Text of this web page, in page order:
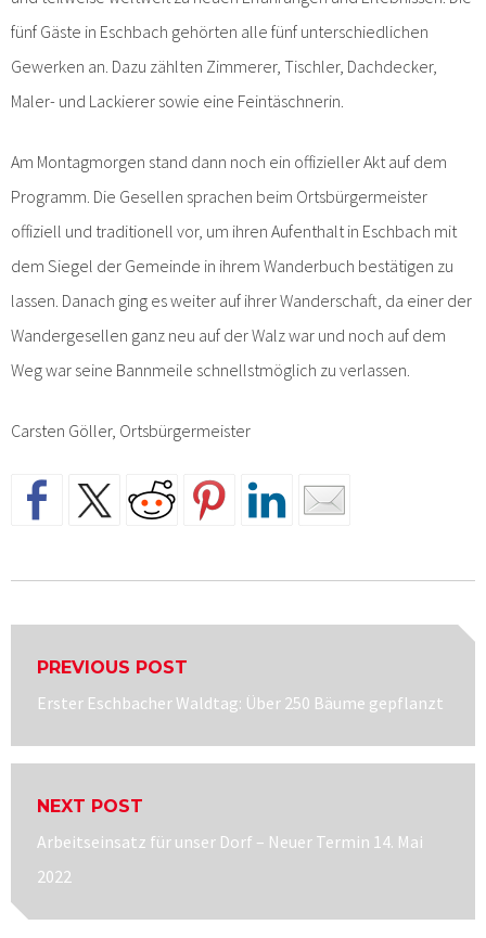
fünf Gäste in Eschbach gehörten alle fünf unterschiedlichen
Gewerken an. Dazu zählten Zimmerer, Tischler, Dachdecker,
Maler- und Lackierer sowie eine Feintäschnerin.
Am Montagmorgen stand dann noch ein offizieller Akt auf dem
Programm. Die Gesellen sprachen beim Ortsbürgermeister
offiziell und traditionell vor, um ihren Aufenthalt in Eschbach mit
dem Siegel der Gemeinde in ihrem Wanderbuch bestätigen zu
lassen. Danach ging es weiter auf ihrer Wanderschaft, da einer der
Wandergesellen ganz neu auf der Walz war und noch auf dem
Weg war seine Bannmeile schnellstmöglich zu verlassen.
Carsten Göller, Ortsbürgermeister
PREVIOUS POST
Previous
Erster Eschbacher Waldtag: Über 250 Bäume gepflanzt
NEXT POST
Next
post:
Arbeitseinsatz für unser Dorf – Neuer Termin 14. Mai
2022